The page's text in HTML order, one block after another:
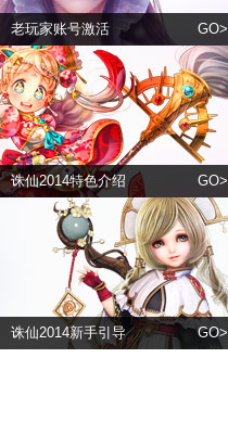
老玩家账号激活 GO>
诛仙2014特色介绍 GO>
诛仙2014新手引导 GO>